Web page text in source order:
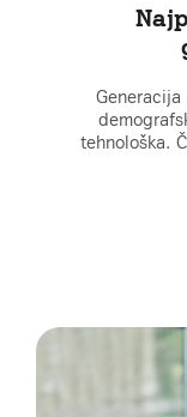
tehnološka.